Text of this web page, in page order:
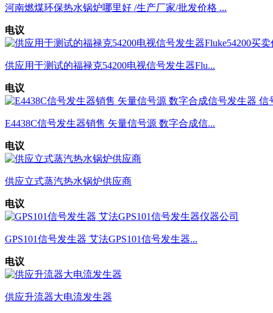
河南燃煤环保热水锅炉哪里好 /生产厂家/批发价格 ...
电议
供应用于测试的福禄克54200电视信号发生器Flu...
电议
E4438C信号发生器销售 矢量信号源 数字合成信...
电议
供应立式蒸汽热水锅炉供应商
电议
GPS101信号发生器 艾法GPS101信号发生器...
电议
供应升流器大电流发生器